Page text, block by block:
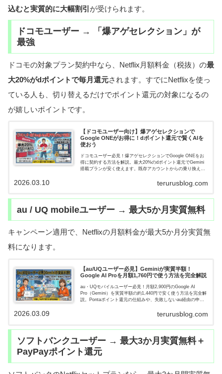
込むと実質的に大幅割引 が受けられます。
ドコモユーザー → 「爆アゲセレクション」が
最強
ドコモの対象プラン契約中なら、Netflix月額料金（税抜）の最
大20%がdポイントで毎月還元されます。すでにNetflixを使っ
ている人も、切り替えるだけでポイント還元の対象になるの
が嬉しいポイントです。
【ドコモユーザー向け】爆アゲセレクションで
Google ONEがお得に！dポイント還元で賢くAIを
使おう
ドコモユーザー必見！爆アゲセレクションでGoogle ONEをお
得に契約する方法を解説。最大20%のdポイント還元でGemini
搭載プランが安く使えます。既存アカウントからの乗り換え時
terurusblog.com
2026.03.10
au / UQ mobileユーザー → 最大5か月実質無料
キャンペーン適用で、Netflixの月額料金が最大5か月分実質無
料になります。
【au/UQユーザー必見】Geminiが実質半額！
Google AI Proを月額1,760円で使う方法を完全解説
au・UQモバイルユーザー必見！月額2,900円のGoogle AI
Pro（Gemini）を実質半額の約1,440円で安く使う方法を完全解
説。Pontaポイント還元の仕組みや、失敗しないau経由の申し
terurusblog.com
2026.03.09
ソフトバンクユーザー → 最大3か月実質無料＋
PayPayポイント還元